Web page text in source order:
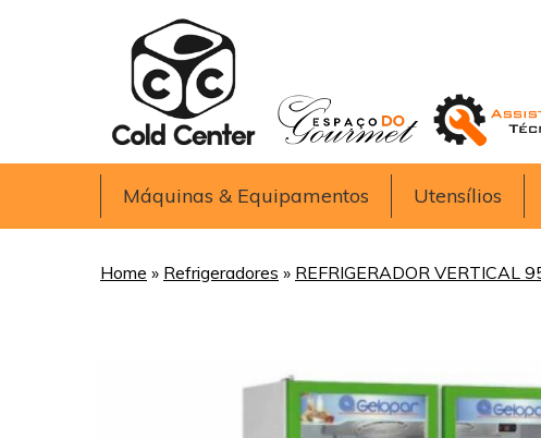
Máquinas & Equipamentos Utensílios
Home » Refrigeradores » REFRIGERADOR VERTICAL